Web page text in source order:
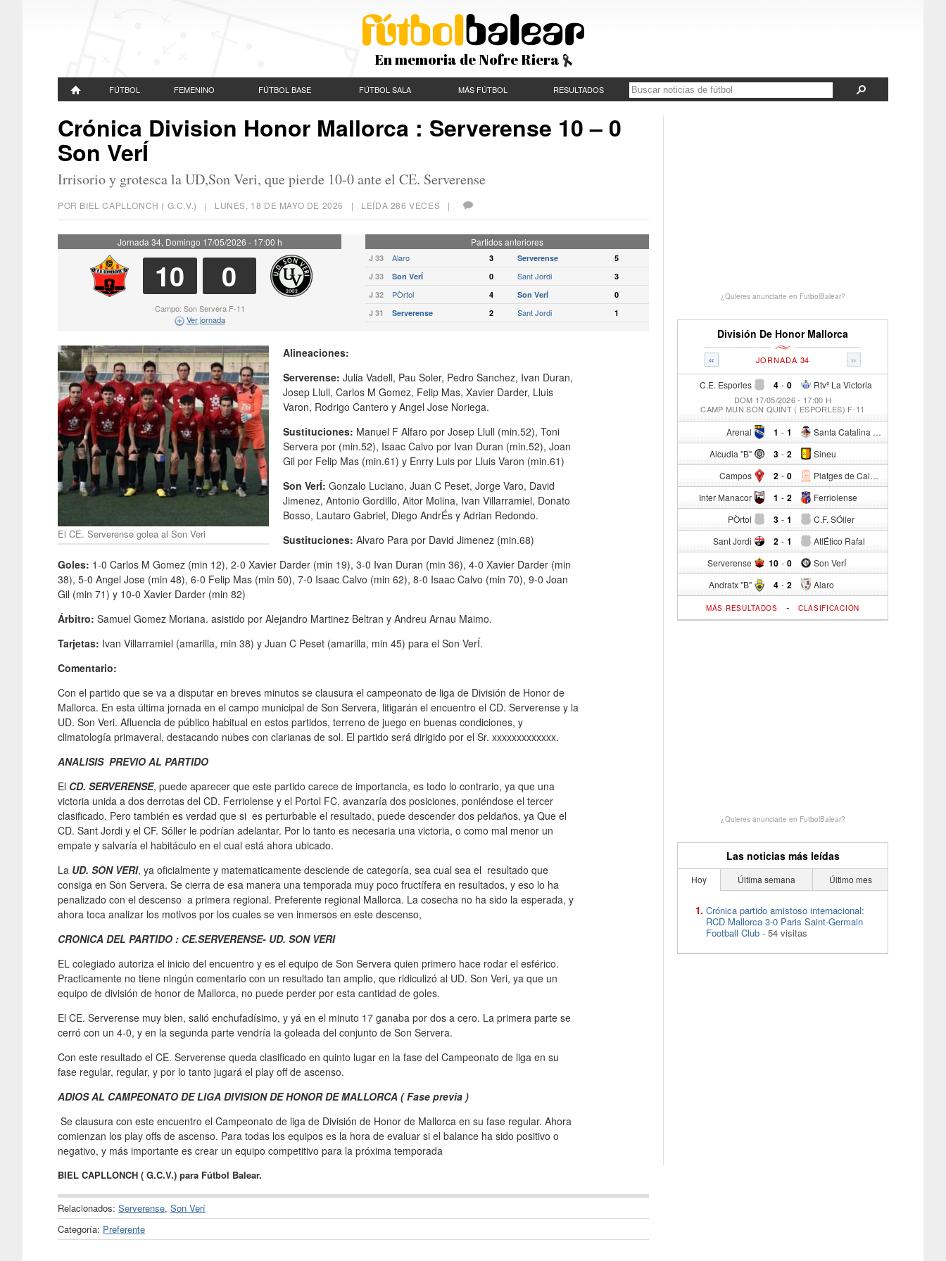
En memoria de Nofre Riera
FÚTBOL FEMENINO FÚTBOL BASE FÚTBOL SALA MÁS FÚTBOL RESULTADOS
Crónica Division Honor Mallorca : Serverense 10 – 0
Son VerÍ
Irrisorio y grotesca la UD,Son Veri, que pierde 10-0 ante el CE. Serverense
POR BIEL CAPLLONCH ( G.C.V.) | LUNES, 18 DE MAYO DE 2026 | LEÍDA 286 VECES |
Jornada 34, Domingo 17/05/2026 - 17:00 h
10 0
Campo: Son Servera F-11
Ver jornada
Partidos anteriores
J 33 Alaro 3 Serverense
5
J 33
Son VerÍ 0 Sant Jordi
3
J 32
PÒrtol 4 Son VerÍ
0
J 31
Serverense 2 Sant Jordi 1
El CE. Serverense golea al Son Veri
Alineaciones:
Serverense: Julia Vadell, Pau Soler, Pedro Sanchez, Ivan Duran,
Josep Llull, Carlos M Gomez, Felip Mas, Xavier Darder, Lluis
Varon, Rodrigo Cantero y Angel Jose Noriega.
Sustituciones: Manuel F Alfaro por Josep Llull (min.52), Toni
Servera por (min.52), Isaac Calvo por Ivan Duran (min.52), Joan
Gil por Felip Mas (min.61) y Enrry Luis por Lluis Varon (min.61)
Son VerÍ: Gonzalo Luciano, Juan C Peset, Jorge Varo, David
Jimenez, Antonio Gordillo, Aitor Molina, Ivan Villarramiel, Donato
Bosso, Lautaro Gabriel, Diego AndrÉs y Adrian Redondo.
Sustituciones: Alvaro Para por David Jimenez (min.68)
Goles: 1-0 Carlos M Gomez (min 12), 2-0 Xavier Darder (min 19), 3-0 Ivan Duran (min 36), 4-0 Xavier Darder (min
38), 5-0 Angel Jose (min 48), 6-0 Felip Mas (min 50), 7-0 Isaac Calvo (min 62), 8-0 Isaac Calvo (min 70), 9-0 Joan
Gil (min 71) y 10-0 Xavier Darder (min 82)
Árbitro: Samuel Gomez Moriana. asistido por Alejandro Martinez Beltran y Andreu Arnau Maimo.
Tarjetas: Ivan Villarramiel (amarilla, min 38) y Juan C Peset (amarilla, min 45) para el Son VerÍ.
Comentario:
Con el partido que se va a disputar en breves minutos se clausura el campeonato de liga de División de Honor de
Mallorca. En esta última jornada en el campo municipal de Son Servera, litigarán el encuentro el CD. Serverense y la
UD. Son Veri. Afluencia de público habitual en estos partidos, terreno de juego en buenas condiciones, y
climatología primaveral, destacando nubes con clarianas de sol. El partido será dirigido por el Sr. xxxxxxxxxxxxx.
ANALISIS PREVIO AL PARTIDO
El CD. SERVERENSE, puede aparecer que este partido carece de importancia, es todo lo contrario, ya que una
victoria unida a dos derrotas del CD. Ferriolense y el Portol FC, avanzaría dos posiciones, poniéndose el tercer
clasificado. Pero también es verdad que si es perturbable el resultado, puede descender dos peldaños, ya Que el
CD. Sant Jordi y el CF. Sóller le podrían adelantar. Por lo tanto es necesaria una victoria, o como mal menor un
empate y salvaría el habitáculo en el cual está ahora ubicado.
La UD. SON VERI, ya oficialmente y matematicamente desciende de categoría, sea cual sea el resultado que
consiga en Son Servera. Se cierra de esa manera una temporada muy poco fructífera en resultados, y eso lo ha
penalizado con el descenso a primera regional. Preferente regional Mallorca. La cosecha no ha sido la esperada, y
ahora toca analizar los motivos por los cuales se ven inmersos en este descenso,
CRONICA DEL PARTIDO : CE.SERVERENSE- UD. SON VERI
EL colegiado autoriza el inicio del encuentro y es el equipo de Son Servera quien primero hace rodar el esférico.
Practicamente no tiene ningún comentario con un resultado tan amplio, que ridiculizó al UD. Son Veri, ya que un
equipo de división de honor de Mallorca, no puede perder por esta cantidad de goles.
El CE. Serverense muy bien, salió enchufadísimo, y yá en el minuto 17 ganaba por dos a cero. La primera parte se
cerró con un 4-0, y en la segunda parte vendría la goleada del conjunto de Son Servera.
Con este resultado el CE. Serverense queda clasificado en quinto lugar en la fase del Campeonato de liga en su
fase regular, regular, y por lo tanto jugará el play off de ascenso.
ADIOS AL CAMPEONATO DE LIGA DIVISION DE HONOR DE MALLORCA ( Fase previa )
Se clausura con este encuentro el Campeonato de liga de División de Honor de Mallorca en su fase regular. Ahora
comienzan los play offs de ascenso. Para todas los equipos es la hora de evaluar si el balance ha sido positivo o
negativo, y más importante es crear un equipo competitivo para la próxima temporada
BIEL CAPLLONCH ( G.C.V.) para Fútbol Balear.
Relacionados: Serverense, Son Verí
Categoría: Preferente
¿Quieres anunciarte en FutbolBalear?
División De Honor Mallorca
« »
JORNADA 34
C.E. Esporles 4 - Rtvº La Victoria
0
DOM 17/05/2026 - 17:00 H
CAMP MUN SON QUINT ( ESPORLES) F-11
Arenal 1 - Santa Catalina Atº
1
Alcudia "B" 3 - Sineu
2
Campos 2 - Platges de Calvia "B"
0
Inter Manacor 1 - Ferriolense
2
PÒrtol 3 - C.F. SÓller
1
Sant Jordi 2 - AtlÉtico Rafal
1
Serverense 10 - Son VerÍ
0
Andratx "B" 4 - Alaro
2
MÁS RESULTADOS - CLASIFICACIÓN
¿Quieres anunciarte en FutbolBalear?
Las noticias más leídas
Hoy Última semana Último mes
Crónica partido amistoso internacional:
RCD Mallorca 3-0 Paris Saint-Germain
Football Club - 54 visitas